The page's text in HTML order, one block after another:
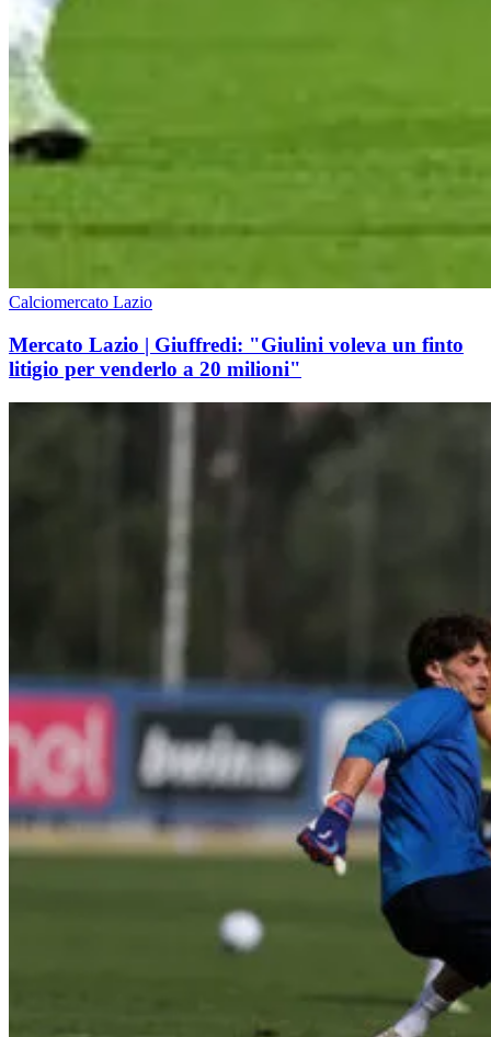
Calciomercato Lazio
Mercato Lazio | Giuffredi: "Giulini voleva un finto
litigio per venderlo a 20 milioni"